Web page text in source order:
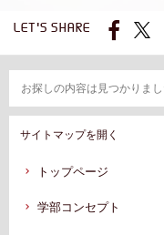
LET'S SHARE
サイトマップを開く
トップページ
学部コンセプト